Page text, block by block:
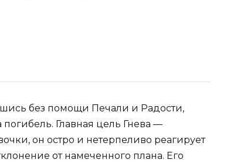
без помощи Печали и Радости,
Главная цель Гнева —
он остро и нетерпеливо реагирует
от намеченного плана. Его